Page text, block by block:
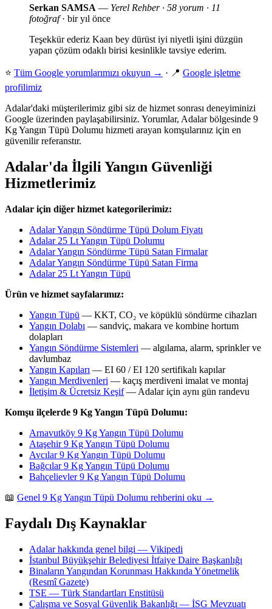
Serkan SAMSA — Yerel Rehber · 58 yorum · 11
fotoğraf· bir yıl önce
Teşekkür ederiz Kaan bey dürüst iyi niyetli işini düzgün
yapan çözüm odaklı birisi kesinlikle tavsiye ederim.
⭐ Tüm Google yorumlarımızı okuyun → · 📍 Google işletme
profilimiz
Adalar'daki müşterilerimiz gibi siz de hizmet sonrası deneyiminizi
Google üzerinden paylaşabilirsiniz. Yorumlar, Adalar bölgesinde 9
Kg Yangın Tüpü Dolumu hizmeti arayan komşularınız için en
güvenilir referanstır.
Adalar'da İlgili Yangın Güvenliği
Hizmetlerimiz
Adalar için diğer hizmet kategorilerimiz:
Adalar Yangın Söndürme Tüpü Dolum Fiyatı
Adalar 25 Lt Yangın Tüpü Dolumu
Adalar Yangın Söndürme Tüpü Satan Firmalar
Adalar Yangın Söndürme Tüpü Satan Firma
Adalar 25 Lt Yangın Tüpü
Ürün ve hizmet sayfalarımız:
Yangın Tüpü — KKT, CO₂ ve köpüklü söndürme cihazları
Yangın Dolabı — sandviç, makara ve kombine hortum
dolapları
Yangın Söndürme Sistemleri — algılama, alarm, sprinkler ve
davlumbaz
Yangın Kapıları — EI 60 / EI 120 sertifikalı kapılar
Yangın Merdivenleri — kaçış merdiveni imalat ve montaj
İletişim & Ücretsiz Keşif— Adalar için aynı gün randevu
Komşu ilçelerde 9 Kg Yangın Tüpü Dolumu:
Arnavutköy 9 Kg Yangın Tüpü Dolumu
Ataşehir 9 Kg Yangın Tüpü Dolumu
Avcılar 9 Kg Yangın Tüpü Dolumu
Bağcılar 9 Kg Yangın Tüpü Dolumu
Bahçelievler 9 Kg Yangın Tüpü Dolumu
📖 Genel 9 Kg Yangın Tüpü Dolumu rehberini oku →
Faydalı Dış Kaynaklar
Adalar hakkında genel bilgi — Vikipedi
İstanbul Büyükşehir Belediyesi İtfaiye Daire Başkanlığı
Binaların Yangından Korunması Hakkında Yönetmelik
(Resmî Gazete)
TSE — Türk Standartları Enstitüsü
Çalışma ve Sosyal Güvenlik Bakanlığı — İSG Mevzuatı